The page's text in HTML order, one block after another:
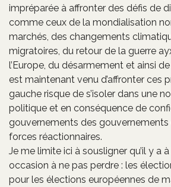
impréparée à affronter des défis de
comme ceux de la mondialisation
marchés, des changements
migratoires, du retour de la guerre
l’Europe, du désarmement et ainsi
est maintenant venu d’affronter ces
gauche risque de s’isoler dans une
politique et en conséquence de
gouvernements des gouvernements
forces réactionnaires.
Je me limite ici à sousligner qu’il y a à
occasion à ne pas perdre : les
pour les élections européennes de